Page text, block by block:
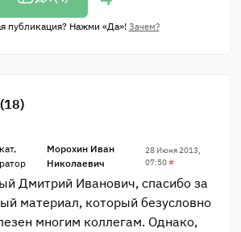
публикация? Нажми «Да»! Зачем?
Морохин Иван
Николаевич
28 Июня 2013,
07:50#
Дмитрий Иванович, спасибо за
материал, который безусловно
многим коллегам. Однако,